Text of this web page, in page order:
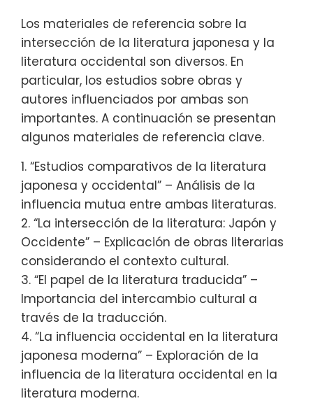
Los materiales de referencia sobre la
intersección de la literatura japonesa y la
literatura occidental son diversos. En
particular, los estudios sobre obras y
autores influenciados por ambas son
importantes. A continuación se presentan
algunos materiales de referencia clave.
1. “Estudios comparativos de la literatura
japonesa y occidental” – Análisis de la
influencia mutua entre ambas literaturas.
2. “La intersección de la literatura: Japón y
Occidente” – Explicación de obras literarias
considerando el contexto cultural.
3. “El papel de la literatura traducida” –
Importancia del intercambio cultural a
través de la traducción.
4. “La influencia occidental en la literatura
japonesa moderna” – Exploración de la
influencia de la literatura occidental en la
literatura moderna.